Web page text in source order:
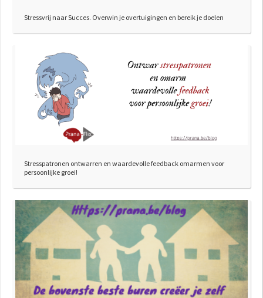
Stressvrij naar Succes. Overwin je overtuigingen en bereik je doelen
Stresspatronen ontwarren en waardevolle feedback omarmen voor
persoonlijke groei!